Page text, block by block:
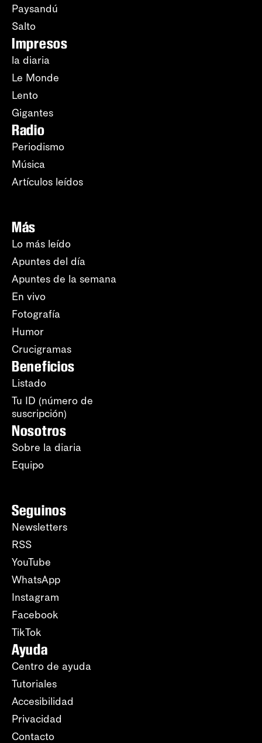
Paysandú
Salto
Impresos
la diaria
Le Monde
Lento
Gigantes
Radio
Periodismo
Música
Artículos leídos
Más
Lo más leído
Apuntes del día
Apuntes de la semana
En vivo
Fotografía
Humor
Crucigramas
Beneficios
Listado
Tu ID (número de
suscripción)
Nosotros
Sobre la diaria
Equipo
Seguinos
Newsletters
RSS
YouTube
WhatsApp
Instagram
Facebook
TikTok
Ayuda
Centro de ayuda
Tutoriales
Accesibilidad
Privacidad
Contacto